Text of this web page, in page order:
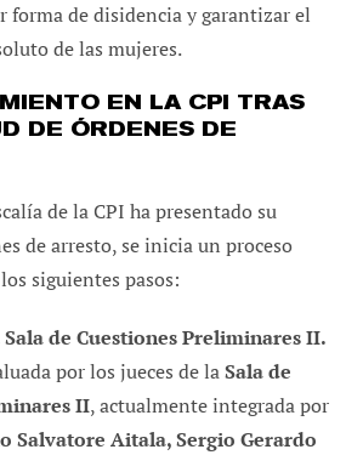
forma de disidencia y garantizar el
de las mujeres.
EN LA CPI TRAS
DE ÓRDENES DE
de la CPI ha presentado su
de arresto, se inicia un proceso
siguientes pasos:
de Cuestiones Preliminares II.
por los jueces de laSala de
II, actualmente integrada por
Salvatore Aitala, Sergio Gerardo